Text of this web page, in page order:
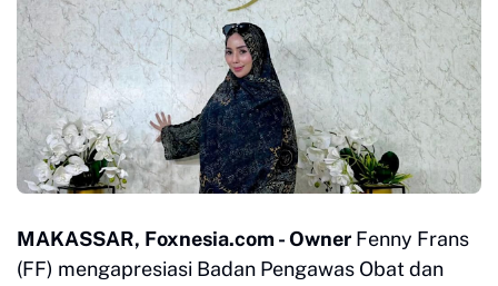
MAKASSAR, Foxnesia.com - Owner Fenny Frans
(FF) mengapresiasi Badan Pengawas Obat dan